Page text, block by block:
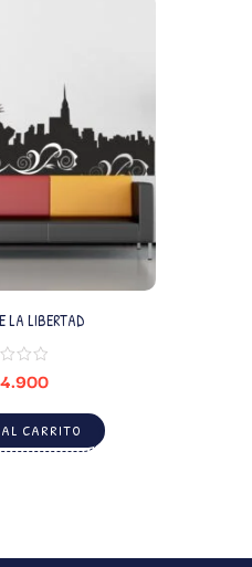
LA LIBERTAD
CARRITO